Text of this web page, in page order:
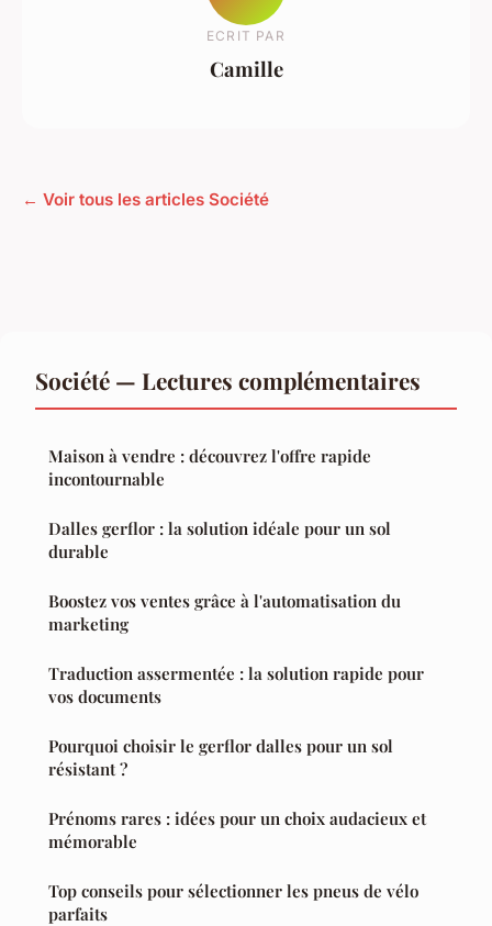
ECRIT PAR
Camille
← Voir tous les articles Société
Société — Lectures complémentaires
Maison à vendre : découvrez l'offre rapide
incontournable
Dalles gerflor : la solution idéale pour un sol
durable
Boostez vos ventes grâce à l'automatisation du
marketing
Traduction assermentée : la solution rapide pour
vos documents
Pourquoi choisir le gerflor dalles pour un sol
résistant ?
Prénoms rares : idées pour un choix audacieux et
mémorable
Top conseils pour sélectionner les pneus de vélo
parfaits